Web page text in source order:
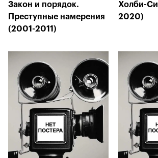
Закон и порядок.
Преступные намерения
(2001-2011)
Холби-
2020)